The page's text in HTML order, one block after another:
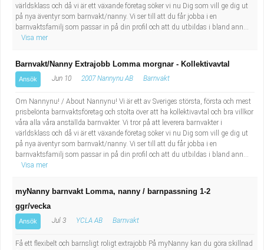
världsklass och då vi är ett växande företag söker vi nu Dig som vill ge dig ut
på nya äventyr som barnvakt/nanny. Vi ser till att du får jobba i en
barnvaktsfamilj som passar in på din profil och att du utbildas i bland ann...
Visa mer
Barnvakt/Nanny Extrajobb Lomma morgnar - Kollektivavtal
Ansök Jun 10 2007 Nannynu AB Barnvakt
Om Nannynu! / About Nannynu! Vi är ett av Sveriges största, första och mest
prisbelönta barnvaktsföretag och stolta över att ha kollektivavtal och bra villkor
våra alla våra anställda barnvakter. Vi tror på att leverera barnvakter i
världsklass och då vi är ett växande företag söker vi nu Dig som vill ge dig ut
på nya äventyr som barnvakt/nanny. Vi ser till att du får jobba i en
barnvaktsfamilj som passar in på din profil och att du utbildas i bland ann...
Visa mer
myNanny barnvakt Lomma, nanny / barnpassning 1-2
ggr/vecka
Ansök Jul 3 YCLA AB Barnvakt
Få ett flexibelt och barnsligt roligt extrajobb På myNanny kan du göra skillnad